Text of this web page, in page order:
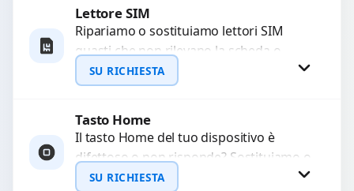
Richiedi Preventivo
WhatsApp
Lettore SIM
Ripariamo o sostituiamo lettori SIM
guasti che non rilevano la scheda o
interrompono il segnale. Utilizziamo
ricambi testati e garantiti...
SU RICHIESTA
Richiedi Preventivo
WhatsApp
Tasto Home
Il tasto Home del tuo dispositivo è
difettoso o non risponde? Sostituiamo o
ripariamo il modulo con componenti di
SU RICHIESTA